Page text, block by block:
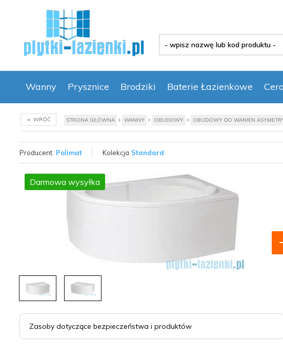
wpisz
lub
kod
produktu
-
Wanny Prysznice Brodziki Baterie Łazienkowe
WRÓĆ STRONA GŁÓWNA WANNY OBUDOWY OBUDOWY DO WANIEN
Producent: Polimat Kolekcja Standard
Darmowa wysyłka
Zasoby dotyczące bezpieczeństwa i produktów